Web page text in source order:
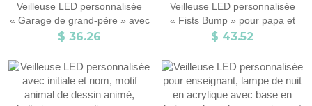
Veilleuse LED personnalisée
« Garage de grand-père » avec
noms d'enfants, veilleuse en
cadeau d'anniversaire/fête des
pères pour lui/papa/grand-père
$ 36.26
Veilleuse LED personnalisée
« Fists Bump » pour papa et
enfants avec noms, veilleuse en
décoration d'intérieur, cadeau
de fête des pères pour
papa/grand-père
$ 43.52